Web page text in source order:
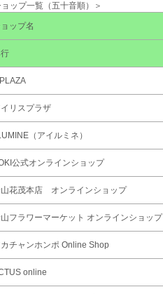
ョップ一覧（五十音順）＞
ップ名
リスプラザ
（アイルミネ）
公式オンラインショップ
花茂本店 オンラインショップ
フラワーマーケット オンラインショップ
チャンホンポ Online Shop
online